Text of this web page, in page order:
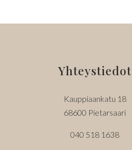
Yhteystiedot
Kauppiaankatu 18
68600 Pietarsaari
040 518 1638